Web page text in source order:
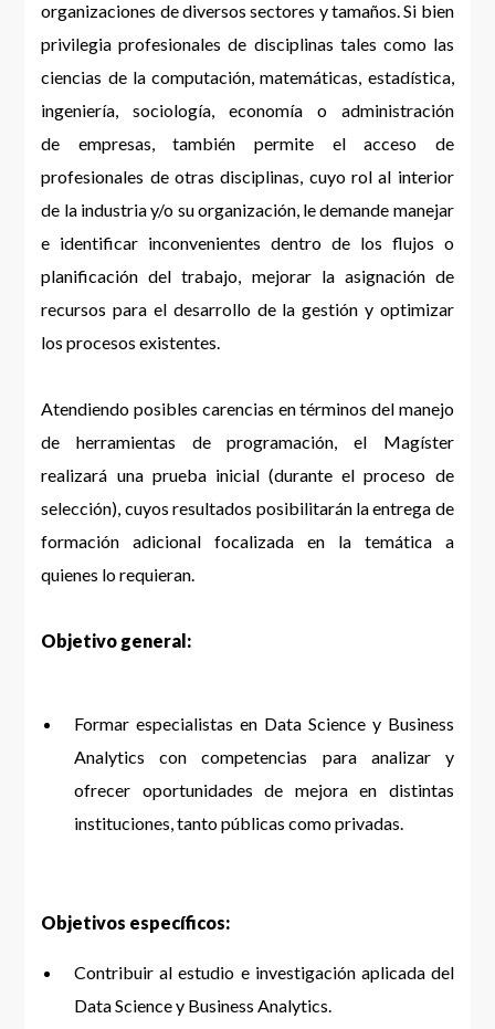
organizaciones de diversos sectores y tamaños. Si bien
privilegia profesionales de disciplinas tales como las
ciencias de la computación, matemáticas, estadística,
ingeniería, sociología, economía o administración
de empresas, también permite el acceso de
profesionales de otras disciplinas, cuyo rol al interior
de la industria y/o su organización, le demande manejar
e identificar inconvenientes dentro de los flujos o
planificación del trabajo, mejorar la asignación de
recursos para el desarrollo de la gestión y optimizar
los procesos existentes.
Atendiendo posibles carencias en términos del manejo
de herramientas de programación, el Magíster
realizará una prueba inicial (durante el proceso de
selección), cuyos resultados posibilitarán la entrega de
formación adicional focalizada en la temática a
quienes lo requieran.
Objetivo general:
Formar especialistas en Data Science y Business
Analytics con competencias para analizar y
ofrecer oportunidades de mejora en distintas
instituciones, tanto públicas como privadas.
Objetivos específicos:
Contribuir al estudio e investigación aplicada del
Data Science y Business Analytics.